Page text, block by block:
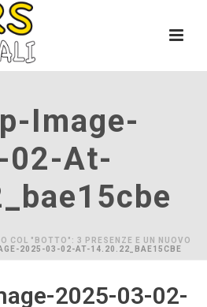
Image-
02-At-
COL "BOTTO": 3 PRESENZE E UN NUOVO
2025-03-02-AT-14.20.22_BAE15CBE
2025-03-02-